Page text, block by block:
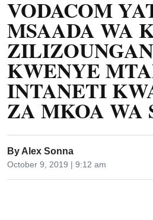
VODACOM
MSAADA WA
KWENYE
INTANETI
ZA MKOA WA
By Alex Sonna
October 9, 2019 | 9:12 am